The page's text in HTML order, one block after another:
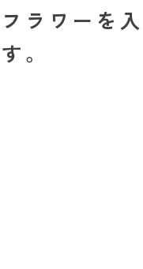
ラワーを
。